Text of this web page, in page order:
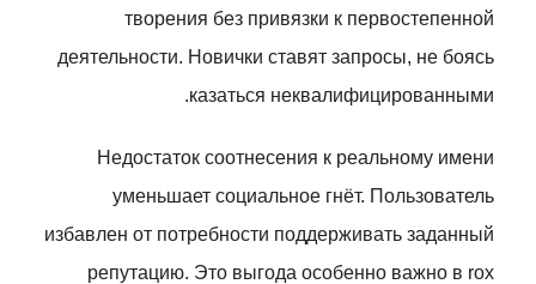
творения без привязки к первостепенной
деятельности. Новички ставят запросы, не боясь
казаться неквалифицированными.
Недостаток соотнесения к реальному имени
уменьшает социальное гнёт. Пользователь
избавлен от потребности поддерживать заданный
репутацию. Это выгода особенно важно в rox